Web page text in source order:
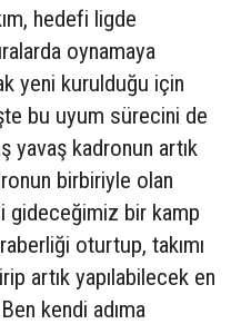
hedefi ligde
oynamaya
yeni kurulduğu için
bu uyum sürecini de
yavaş kadronun artık
birbiriyle olan
gideceğimiz bir kamp
oturtup, takımı
artık yapılabilecek en
kendi adıma